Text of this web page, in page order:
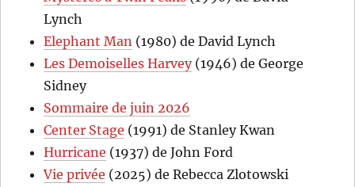
Lynch
Elephant Man (1980) de David Lynch
Les Demoiselles Harvey(1946) de George
Sidney
Sommaire de juin 2026
Center Stage (1991) de Stanley Kwan
Hurricane (1937) de John Ford
Vie privée (2025) de Rebecca Zlotowski